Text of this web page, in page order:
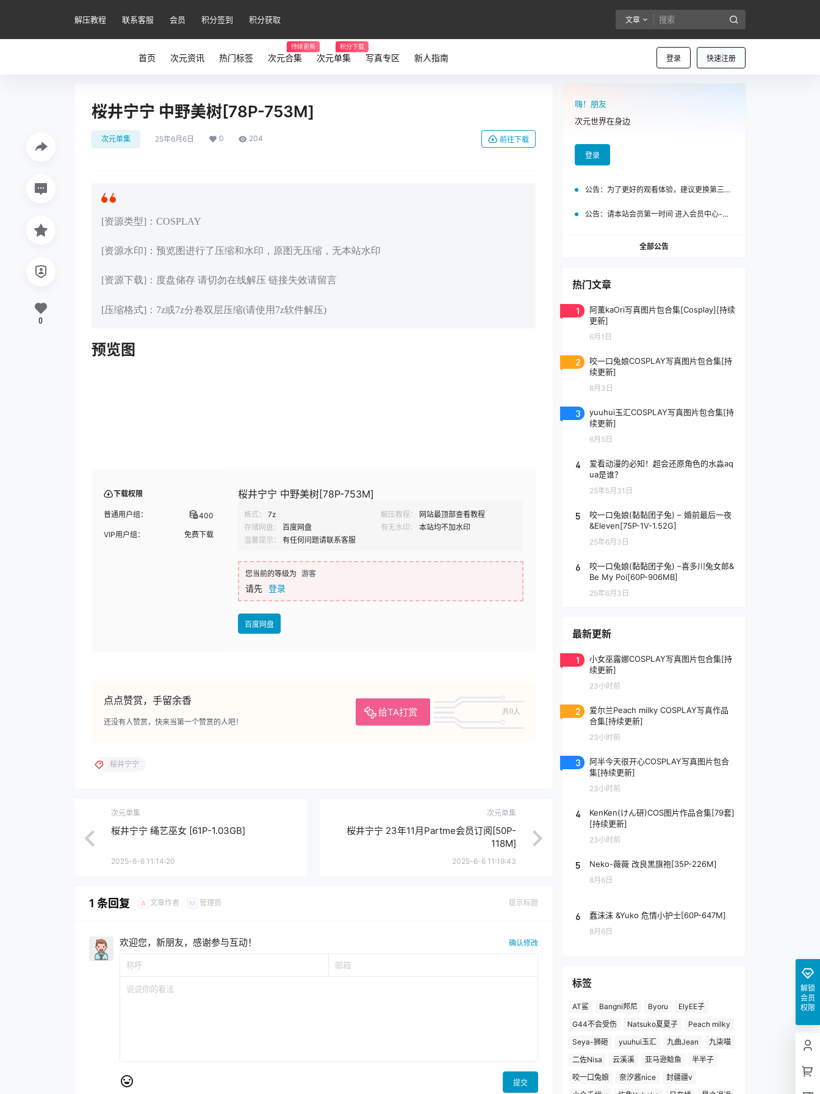
解压教程 联系客服 会员 积分签到 积分获取 文章
登录 快速注册
首页 次元资讯 热门标签 次元合集
持续更新
次元单集
积分下载
写真专区 新人指南
桜井宁宁 中野美树[78P-753M]
次元单集 25年6月6日 0 204 前往下载
[资源类型]：COSPLAY
[资源水印]：预览图进行了压缩和水印，原图无压缩，无本站水印
[资源下载]：度盘储存 请切勿在线解压 链接失效请留言
[压缩格式]：7z或7z分卷双层压缩(请使用7z软件解压)
预览图
下载权限
普通用户组： 400
VIP用户组： 免费下载
桜井宁宁 中野美树[78P-753M]
格式： 7z 解压教程：
网站最顶部查看教程
存储网盘：
百度网盘 有无水印：
本站均不加水印
温馨提示：
有任何问题请联系客服
您当前的等级为 游客
请先 登录
百度网盘
点点赞赏，手留余香
给TA打赏 共0人
还没有人赞赏，快来当第一个赞赏的人吧！
0
桜井宁宁
次元单集
桜井宁宁 绳艺巫女 [61P-1.03GB]
2025-6-6 11:14:20
次元单集
桜井宁宁 23年11月Partme会员订阅[50P-
118M]
2025-6-6 11:19:43
1 条回复 A 文章作者 M 管理员 提示标题
欢迎您，新朋友，感谢参与互动！ 确认修改
提交
嗨！朋友
次元世界在身边
登录
公告： 为了更好的观看体验，建议更换第三方浏览器访问泡面站
公告： 请本站会员第一时间 进入会员中心-我的设置中为您的账号绑定邮箱!
全部公告
热门文章
1
阿薰kaOri写真图片包合集[Cosplay][持续
更新]
6月1日
2
咬一口兔娘COSPLAY写真图片包合集[持
续更新]
8月3日
3
yuuhui玉汇COSPLAY写真图片包合集[持
续更新]
6月5日
4
爱看动漫的必知！超会还原角色的水淼aq
ua是谁？
25年5月31日
5
咬一口兔娘(黏黏团子兔) – 婚前最后一夜
&Eleven[75P-1V-1.52G]
25年6月3日
6
咬一口兔娘(黏黏团子兔) –喜多川兔女郎&
Be My Poi[60P-906MB]
25年6月3日
最新更新
1
小女巫露娜COSPLAY写真图片包合集[持
续更新]
23小时前
2
爱尔兰Peach milky COSPLAY写真作品
合集[持续更新]
23小时前
3
阿半今天很开心COSPLAY写真图片包合
集[持续更新]
23小时前
4
KenKen(けん研)COS图片作品合集[79套]
[持续更新]
23小时前
5 Neko-薇薇 改良黑旗袍[35P-226M]
8月6日
6 蠢沫沫 &Yuko 危情小护士[60P-647M]
8月6日
标签
AT鲨 Bangni邦尼 Byoru
ElyEE子
G44不会受伤
Natsuko夏夏子
Peach milky
Seya-狮砸
yuuhui玉汇 九曲Jean
九柒喵
二佐Nisa
云溪溪 亚马逊鲶鱼
半半子
咬一口兔娘
奈汐酱nice
封疆疆v
解锁
会员
权限